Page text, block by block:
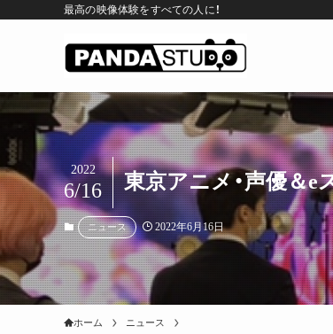
最高の映像体験をすべての人に！
東京アニメ・声優＆
2022
6/16
ニュース 2022年6月16日
ホーム ニュース